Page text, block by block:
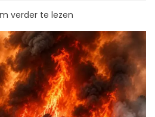
verder te lezen